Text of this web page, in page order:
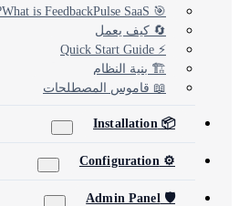
🎯 What is FeedbackPulse SaaS?
🔄 كيف يعمل
🏗️ بنية النظام
📖 قاموس المصطلحات
📦 Installation
⚙️ Configuration
🛡️ Admin Panel